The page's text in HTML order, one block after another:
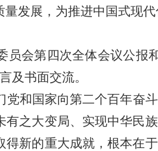
发展，为推进中国式现
员会第四次全体会议公报
及书面交流。
党和国家向第二个百年奋
之大变局、实现中华民
新的重大成就，根本在